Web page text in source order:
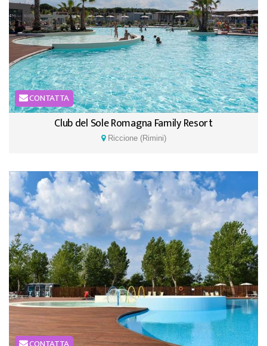
CONTATTA
Club del Sole Romagna Family Resort
Riccione (Rimini)